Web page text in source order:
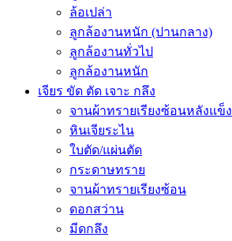
ล้อเปล่า
ลูกล้องานหนัก (ปานกลาง)
ลูกล้องานทั่วไป
ลูกล้องานหนัก
เจียร ขัด ตัด เจาะ กลึง
จานผ้าทรายเรียงซ้อนหลังแข็ง
หินเจียระไน
ใบตัด/แผ่นตัด
กระดาษทราย
จานผ้าทรายเรียงซ้อน
ดอกสว่าน
มีดกลึง